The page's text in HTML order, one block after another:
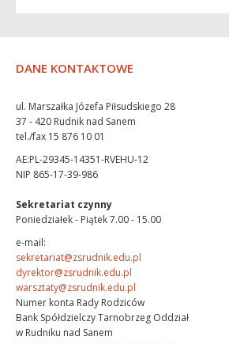
DANE KONTAKTOWE
ul. Marszałka Józefa Piłsudskiego 28
37 - 420 Rudnik nad Sanem
tel./fax 15 876 10 01
AE:PL-29345-14351-RVEHU-12
NIP 865-17-39-986
Sekretariat czynny
Poniedziałek - Piątek 7.00 - 15.00
e-mail:
sekretariat@zsrudnik.edu.pl
dyrektor@zsrudnik.edu.pl
warsztaty@zsrudnik.edu.pl
Numer konta Rady Rodziców
Bank Spółdzielczy Tarnobrzeg Oddział
w Rudniku nad Sanem